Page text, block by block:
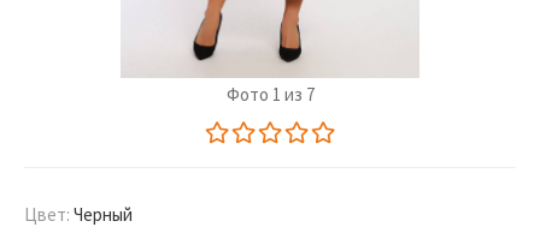
Фото 1 из 7
Цвет: Черный